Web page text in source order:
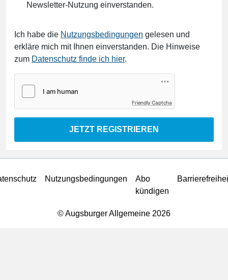
Newsletter-Nutzung einverstanden.
Ich habe die Nutzungsbedingungen gelesen und
erkläre mich mit Ihnen einverstanden. Die Hinweise
zum Datenschutz finde ich hier.
Friendly Captcha
JETZT REGISTRIEREN
Nutzungsbedingungen
Abo
kündigen
© Augsburger Allgemeine 2026